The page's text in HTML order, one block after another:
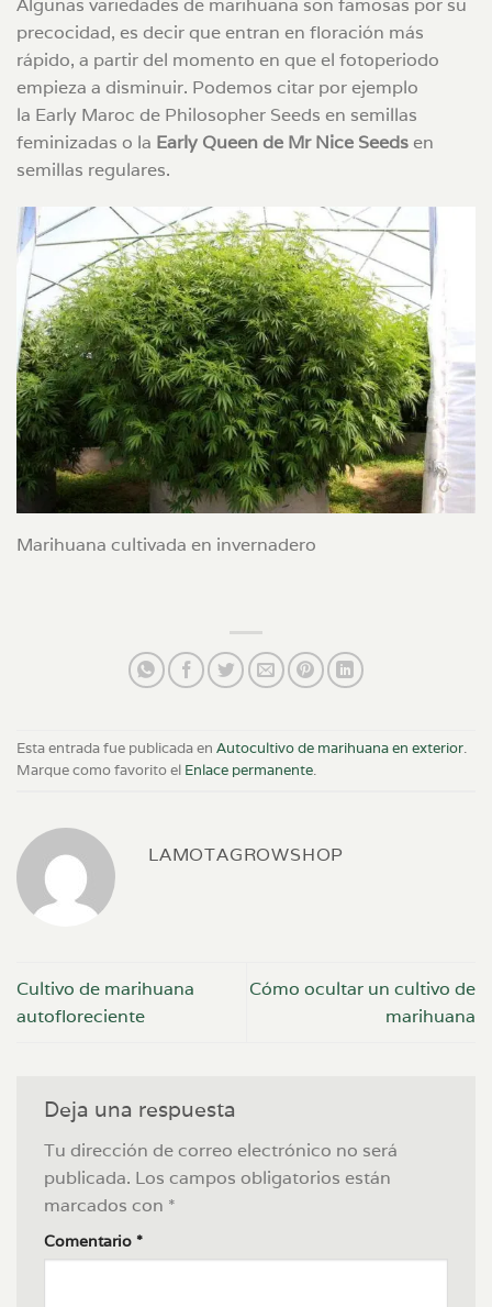
Algunas variedades de marihuana son famosas por su
precocidad, es decir que entran en floración más
rápido, a partir del momento en que el fotoperiodo
empieza a disminuir. Podemos citar por ejemplo
la Early Maroc de Philosopher Seeds en semillas
feminizadas o la Early Queen de Mr Nice Seeds en
semillas regulares.
Marihuana cultivada en invernadero
Esta entrada fue publicada en Autocultivo de marihuana en exterior.
Marque como favorito el Enlace permanente.
LAMOTAGROWSHOP
Cultivo de marihuana
autofloreciente
Cómo ocultar un cultivo de
marihuana
Deja una respuesta
Tu dirección de correo electrónico no será
publicada. Los campos obligatorios están
marcados con *
Comentario *